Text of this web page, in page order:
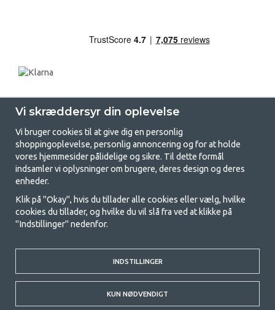
GetCamping.dk - Din butik for
camping og friluftsliv
Camping kan enten være en livsstil eller en måde at samle familien på til
et fælles eventyr. Uanset hvilken kategori du tilhører, finder du alt, du
til at campere, så vi tilbyder rigtig gode priser på familietelte,
campingvogns-telte og alt andet udstyr til camping og friluftsliv. Vores
mål er at tilbyde det bedste campingudstyr med hensyn til kvalitet og
funktionalitet i hver priskategori. Du er velkommen til at kontakte os,
hvis der er noget, du mangler eller vil vide mere om.
Vi skræddersyr din oplevelse
Vi bruger cookies til at give dig en personlig
shoppingoplevelse, personlig annoncering og for at holde
vores hjemmesider pålidelige og sikre. Til dette formål
indsamler vi oplysninger om brugere, deres design og deres
enheder.
Klik på "Okay", hvis du tillader alle cookies eller vælg, hvilke
cookies du tillader, og hvilke du vil slå fra ved at klikke på
"Indstillinger" nedenfor.
INDSTILLINGER
KUN NØDVENDIGT